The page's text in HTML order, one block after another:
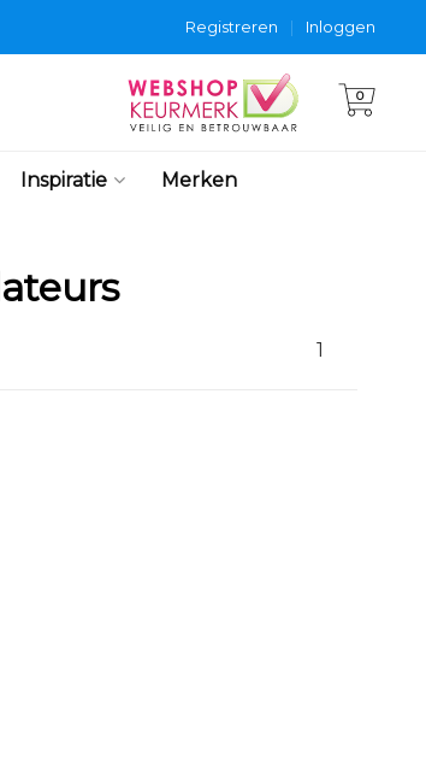
Inloggen
|
Registreren
0
Inspiratie Merken
1